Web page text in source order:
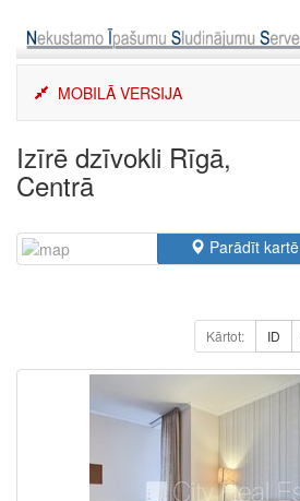
content
MOBILĀ VERSIJA
Izīrē dzīvokli Rīgā,
Centrā
Parādīt kartē
Kārtot: ID